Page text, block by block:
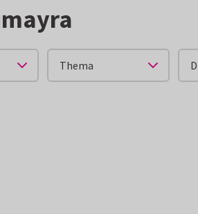
Thema